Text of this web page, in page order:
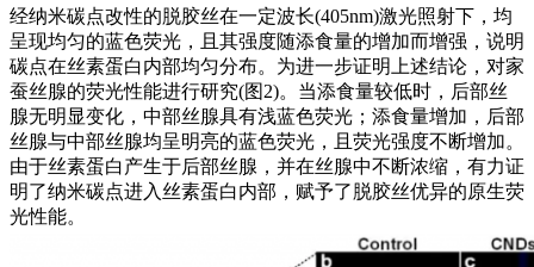
经纳米碳点改性的脱胶丝在一定波长(405nm)激光照射下，均
呈现均匀的蓝色荧光，且其强度随添食量的增加而增强，说明
碳点在丝素蛋白内部均匀分布。为进一步证明上述结论，对家
蚕丝腺的荧光性能进行研究(图2)。当添食量较低时，后部丝
腺无明显变化，中部丝腺具有浅蓝色荧光；添食量增加，后部
丝腺与中部丝腺均呈明亮的蓝色荧光，且荧光强度不断增加。
由于丝素蛋白产生于后部丝腺，并在丝腺中不断浓缩，有力证
明了纳米碳点进入丝素蛋白内部，赋予了脱胶丝优异的原生荧
光性能。